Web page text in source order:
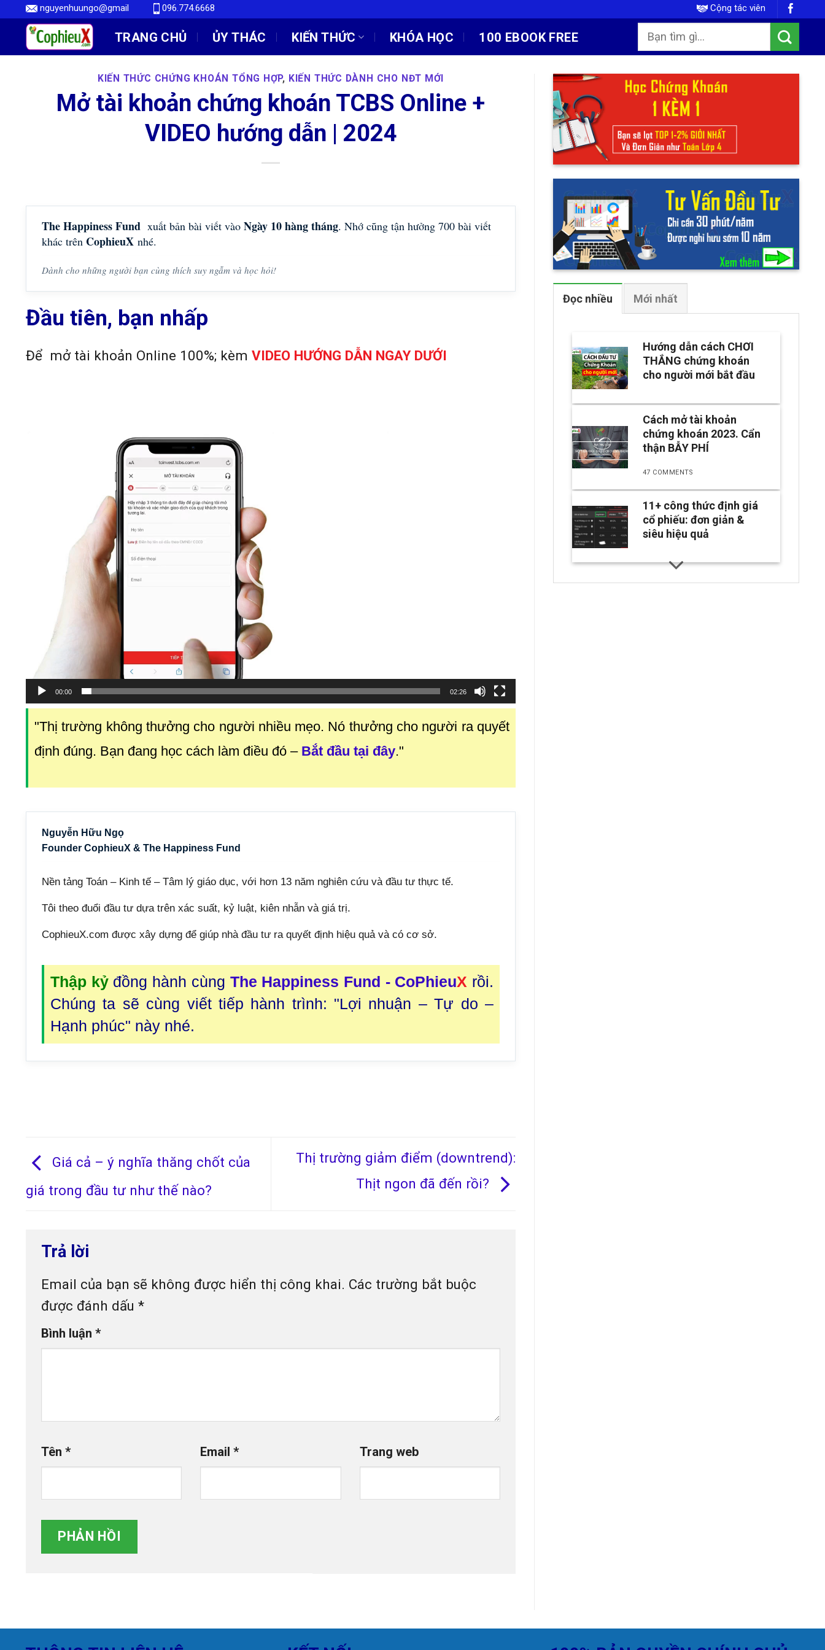
Skip
content
nguyenhuungo@gmail 096.774.6668 Cộng tác viên
TRANG CHỦ ỦY THÁC KIẾN THỨC KHÓA HỌC 100 EBOOK FREE
KIẾN THỨC CHỨNG KHOÁN TỔNG HỢP, KIẾN THỨC DÀNH CHO NĐT MỚI
Mở tài khoản chứng khoán TCBS Online +
VIDEO hướng dẫn | 2024
The Happiness Fund xuất bản bài viết vào Ngày 10 hàng tháng. Nhớ cũng tận hưởng 700 bài viết
khác trên CophieuX nhé.
Dành cho những người bạn cùng thích suy ngẫm và học hỏi!
Đầu tiên, bạn nhấp
Để mở tài khoản Online 100%; kèm VIDEO HƯỚNG DẪN NGAY DƯỚI
00:00 02:26
"Thị trường không thưởng cho người nhiều mẹo. Nó thưởng cho người ra quyết
định đúng. Bạn đang học cách làm điều đó – Bắt đầu tại đây."
Nguyễn Hữu Ngọ
Founder CophieuX & The Happiness Fund
Nền tảng Toán – Kinh tế – Tâm lý giáo dục, với hơn 13 năm nghiên cứu và đầu tư thực tế.
Tôi theo đuổi đầu tư dựa trên xác suất, kỷ luật, kiên nhẫn và giá trị.
CophieuX.com được xây dựng để giúp nhà đầu tư ra quyết định hiệu quả và có cơ sở.
Thập kỷ đồng hành cùng The Happiness Fund - CoPhieuX rồi.
Chúng ta sẽ cùng viết tiếp hành trình: "Lợi nhuận – Tự do –
Hạnh phúc" này nhé.
Giá cả – ý nghĩa thăng chốt của
giá trong đầu tư như thế nào?
Thị trường giảm điểm (downtrend):
Thịt ngon đã đến rồi?
Trả lời
Email của bạn sẽ không được hiển thị công khai. Các trường bắt buộc
được đánh dấu *
Bình luận *
Tên * Email* Trang web
Đọc nhiều Mới nhất
Hướng dẫn cách CHƠI
THẮNG chứng khoán
cho người mới bắt đầu
Cách mở tài khoản
chứng khoán 2023. Cẩn
thận BẪY PHÍ
47 COMMENTS
11+ công thức định giá
cổ phiếu: đơn giản &
siêu hiệu quả